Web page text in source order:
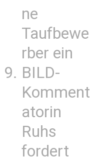
ne
Taufbewe
rber ein
BILD-
Komment
atorin
Ruhs
fordert